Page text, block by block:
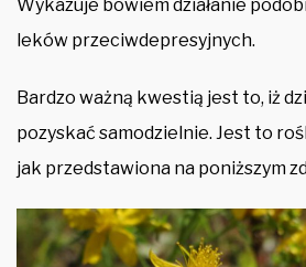
Wykazuje bowiem działanie
leków przeciwdepresyjnych.
Bardzo ważną kwestią jest to, iż
pozyskać samodzielnie. Jest to
jak przedstawiona na poniższym